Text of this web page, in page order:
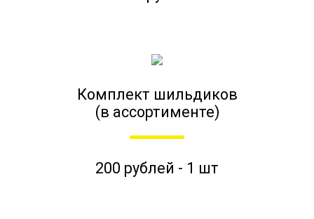
Комплект шильдиков
(в ассортименте)
200 рублей - 1 шт